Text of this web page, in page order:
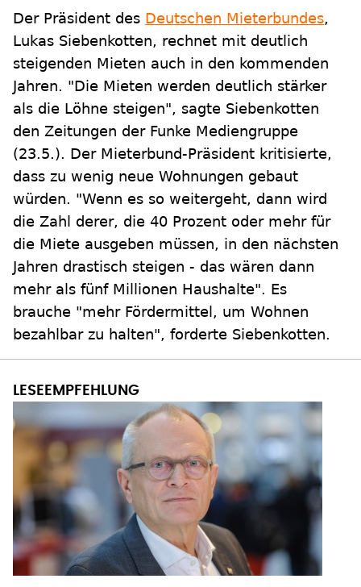
Der Präsident des Deutschen Mieterbundes,
Lukas Siebenkotten, rechnet mit deutlich
steigenden Mieten auch in den kommenden
Jahren. "Die Mieten werden deutlich stärker
als die Löhne steigen", sagte Siebenkotten
den Zeitungen der Funke Mediengruppe
(23.5.). Der Mieterbund-Präsident kritisierte,
dass zu wenig neue Wohnungen gebaut
würden. "Wenn es so weitergeht, dann wird
die Zahl derer, die 40 Prozent oder mehr für
die Miete ausgeben müssen, in den nächsten
Jahren drastisch steigen - das wären dann
mehr als fünf Millionen Haushalte". Es
brauche "mehr Fördermittel, um Wohnen
bezahlbar zu halten", forderte Siebenkotten.